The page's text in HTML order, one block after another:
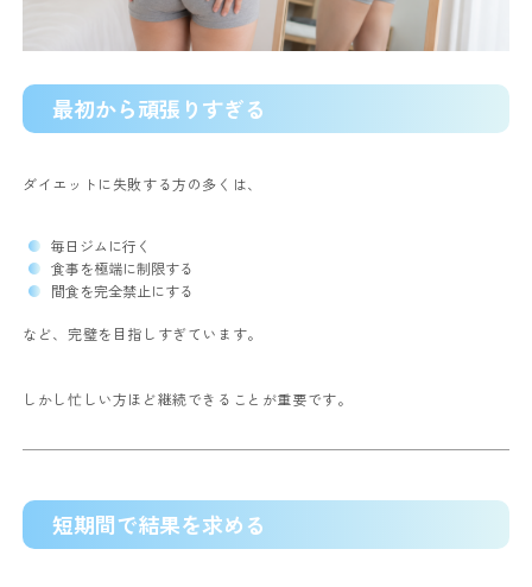
最初から頑張りすぎる
ダイエットに失敗する方の多くは、
毎日ジムに行く
食事を極端に制限する
間食を完全禁止にする
など、完璧を目指しすぎています。
しかし忙しい方ほど継続できることが重要です。
短期間で結果を求める